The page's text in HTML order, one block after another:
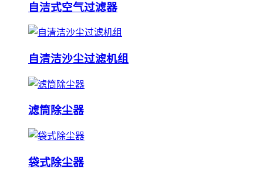
自洁式空气过滤器
自清洁沙尘过滤机组
滤筒除尘器
袋式除尘器